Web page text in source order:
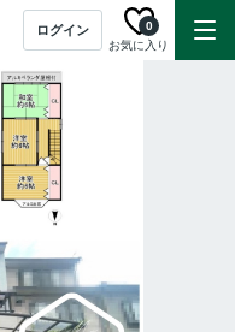
ログイン
お気に入り
0